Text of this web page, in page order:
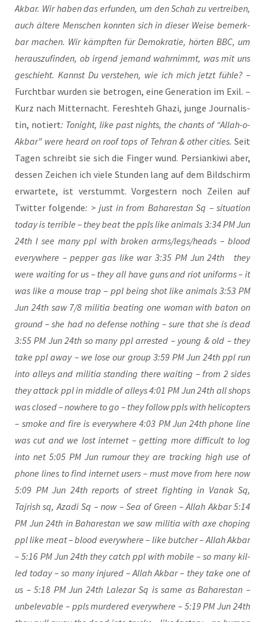
Akbar. Wir haben das erfun­den, um den Schah zu ver­trei­ben,
auch älte­re Men­schen konn­ten sich in die­ser Wei­se bemerk­
bar machen. Wir kämpf­ten für Demo­kra­tie, hör­ten BBC, um
her­aus­zu­fin­den, ob irgend jemand wahr­nimmt, was mit uns
geschieht. Kannst Du ver­ste­hen, wie ich mich jetzt füh­le? –
Furcht­bar wur­den sie betro­gen, eine Gene­ra­ti­on im Exil. –
Kurz nach Mit­ter­nacht. Fereshteh Gha­zi, jun­ge Jour­na­lis­
tin, notiert: Tonight, like past nights, the chants of “Allah-o-
Akbar” were heard on roof tops of Tehr­an & other cities. Seit
Tagen schreibt sie sich die Fin­ger wund. Per­sian­ki­wi aber,
des­sen Zei­chen ich vie­le Stun­den lang auf dem Bild­schirm
erwar­te­te, ist ver­stummt. Vor­ges­tern noch Zei­len auf
Twit­ter fol­gen­de: > just in from Baha­re­stan Sq – situa­ti­on
today is ter­ri­ble – they beat the ppls like ani­mals 3:34 PM Jun
24th I see many ppl with bro­ken arms/legs/heads – blood
ever­y­whe­re – pep­per gas like war 3:35 PM Jun 24th they
were wai­ting for us – they all have guns and riot uni­forms – it
was like a mou­se trap – ppl being shot like ani­mals 3:53 PM
Jun 24th saw 7/8 militia bea­ting one woman with baton on
ground – she had no defen­se not­hing – sure that she is dead
3:55 PM Jun 24th so many ppl arres­ted – young & old – they
take ppl away – we lose our group 3:59 PM Jun 24th ppl run
into alleys and militia stan­ding the­re wai­ting – from 2 sides
they attack ppl in midd­le of alleys 4:01 PM Jun 24th all shops
was clo­sed – nowhe­re to go – they fol­low ppls with heli­c­op­ters
– smo­ke and fire is ever­y­whe­re 4:03 PM Jun 24th pho­ne line
was cut and we lost inter­net – get­ting more dif­fi­cult to log
into net 5:05 PM Jun rumour they are track­ing high use of
pho­ne lines to find inter­net users – must move from here now
5:09 PM Jun 24th reports of street fight­ing in Vanak Sq,
Tajrish sq, Azadi Sq – now – Sea of Green – Allah Akbar 5:14
PM Jun 24th in Baha­re­stan we saw militia with axe cho­ping
ppl like meat – blood ever­y­whe­re – like but­cher – Allah Akbar
– 5:16 PM Jun 24th they catch ppl with mobi­le – so many kil­
led today – so many inju­red – Allah Akbar – they take one of
us – 5:18 PM Jun 24th Lale­zar Sq is same as Baha­re­stan –
unbe­le­va­ble – ppls mur­de­red ever­y­whe­re – 5:19 PM Jun 24th